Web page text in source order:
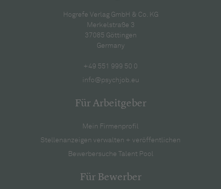
Hogrefe Verlag GmbH & Co. KG
Merkelstraße 3
37085 Göttingen
Germany
+49 551 999 50 0
info@psychjob.eu
Für Arbeitgeber
Mein Firmenprofil
Stellenanzeigen verwalten + veröffentlichen
Bewerbersuche Talent Pool
Für Bewerber